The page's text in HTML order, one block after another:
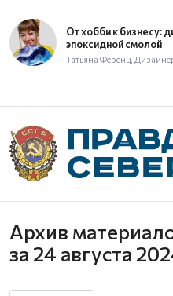
От хобби к бизнесу:
эпоксидной смолой
Татьяна Ференц,
Архив
за 24 августа